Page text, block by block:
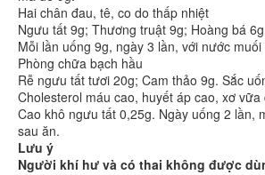
Hai chân đau, tê, co do thấp nhiệt
Ngưu tất 9g; Thương truật 9g; Hoàng bá
Mỗi lần uống 9g, ngày 3 lần, với nước
Phòng chữa bạch hầu
Rễ ngưu tất tươi 20g; Cam thảo 9g. Sắc
Cholesterol máu cao, huyết áp cao, xơ vữa
Cao khô ngưu tất 0,25g. Ngày uống 2 lần,
sau ăn.
Lưu ý
Người khí hư và có thai không được